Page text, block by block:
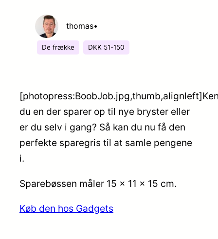
thomas•
De frække DKK 51-150
du en der sparer op til nye bryster eller
er du selv i gang? Så kan du nu få den
perfekte sparegris til at samle pengene
i.
Sparebøssen måler 15 x 11 x 15 cm.
Køb den hos Gadgets